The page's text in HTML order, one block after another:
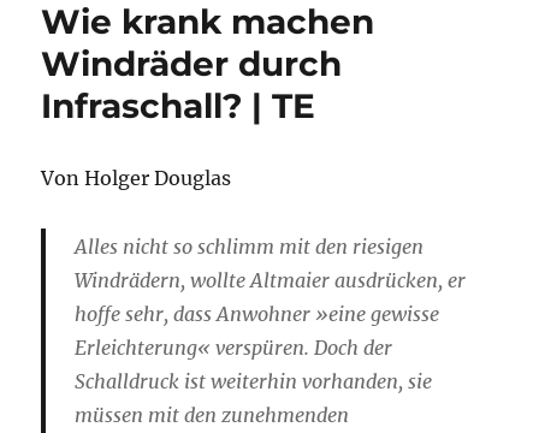
Wie krank machen
Windräder durch
Infraschall? | TE
Von Holger Douglas
Alles nicht so schlimm mit den riesigen
Windrädern, wollte Altmaier ausdrücken, er
hoffe sehr, dass Anwohner »eine gewisse
Erleichterung« verspüren. Doch der
Schalldruck ist weiterhin vorhanden, sie
müssen mit den zunehmenden